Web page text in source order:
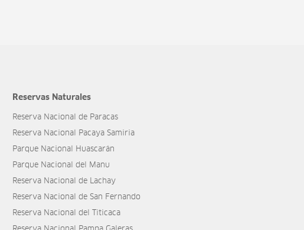
Reservas Naturales
Reserva Nacional de Paracas
Reserva Nacional Pacaya Samiria
Parque Nacional Huascarán
Parque Nacional del Manu
Reserva Nacional de Lachay
Reserva Nacional de San Fernando
Reserva Nacional del Titicaca